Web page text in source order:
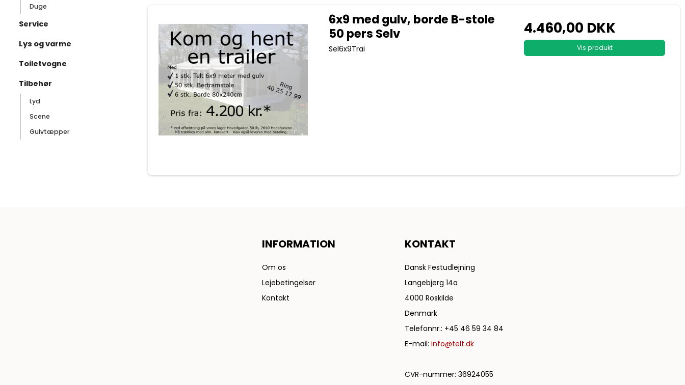
Duge
Service
Lys og varme
Toiletvogne
Tilbehør
Lyd
Scene
Gulvtæpper
6x9 med gulv, borde B-stole
50 pers Selv
Sel6x9Trai
4.460,00 DKK
Vis produkt
INFORMATION
Om os
Lejebetingelser
Kontakt
KONTAKT
Dansk Festudlejning
Langebjerg 14a
4000 Roskilde
Denmark
Telefonnr.: +45 46 59 34 84
E-mail: info@telt.dk
CVR-nummer: 36924055